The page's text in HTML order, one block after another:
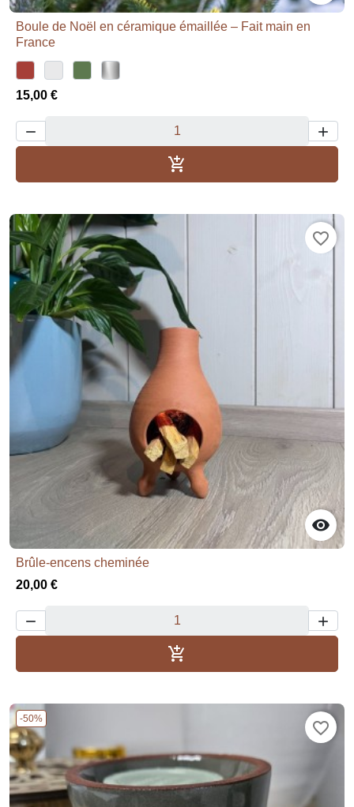
Boule de Noël en céramique émaillée – Fait main en
France
15,00 €
 


favorite_border
Brûle-encens cheminée
20,00 €
 

-50%
favorite_border